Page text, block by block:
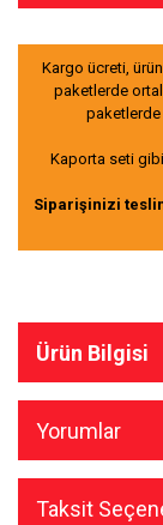
Kargo ücreti,
paketlerde
paketlerde
Kaporta seti
Siparişinizi
Ürün Bilgisi
Yorumlar
Taksit